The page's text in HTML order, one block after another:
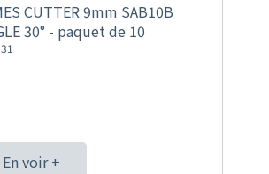
CUTTER 9mm SAB10B
30° - paquet de 10
En voir +